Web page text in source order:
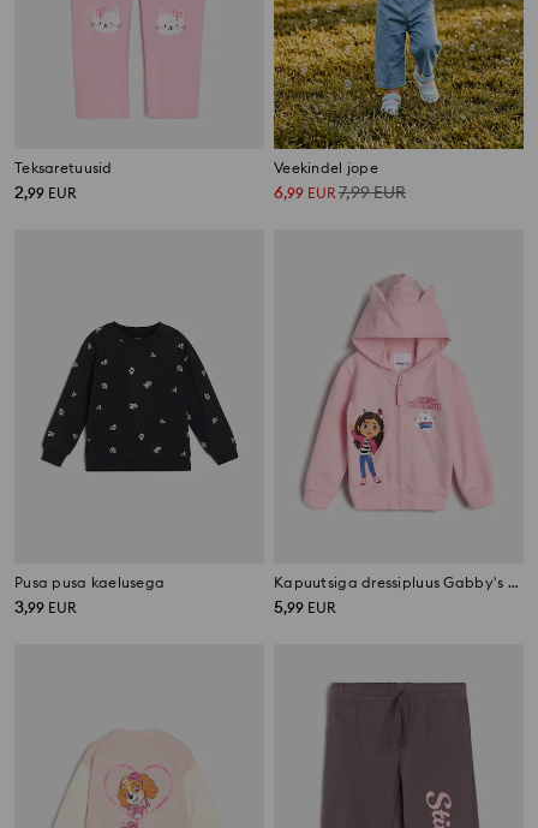
Teksaretuusid
2,99 EUR
Veekindel jope
6,99 EUR7,99EUR
Pusa pusa kaelusega
3,99 EUR
Kapuutsiga dressipluus Gabby's Dollhouse
5,99 EUR